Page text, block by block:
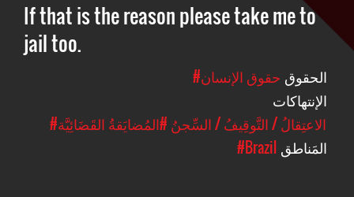
If that is the reason please take me to
jail too.
#حقوق الإنسان
#الاعتِقالُ / التَّوقِيفُ / السِّجنُ #المُضايَقةُ القَضَائِيَّة
#Brazil